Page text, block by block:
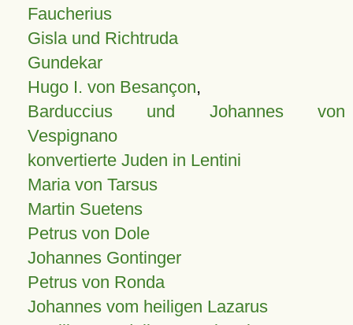
Faucherius
Gisla und Richtruda
Gundekar
Hugo I. von Besançon,
Barduccius und Johannes von
Vespignano
konvertierte Juden in Lentini
Maria von Tarsus
Martin Suetens
Petrus von Dole
Johannes Gontinger
Petrus von Ronda
Johannes vom heiligen Lazarus